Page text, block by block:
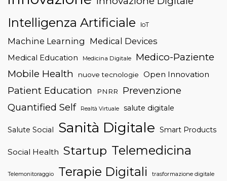
Intelligenza Artificiale IoT
Machine Learning Medical Devices
Medical Education Medicina Digitale
Medico-Paziente
Mobile Health
nuove tecnologie Open Innovation
Patient Education PNRR
Prevenzione
Quantified Self
Realtà Virtuale salute digitale
Salute Social Sanità Digitale Smart Products
Social Health Startup Telemedicina
Telemonitoraggio Terapie Digitali trasformazione digitale